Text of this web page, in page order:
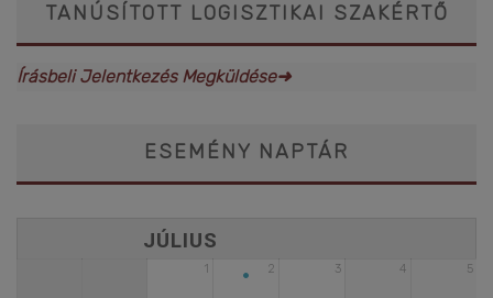
TANÚSÍTOTT LOGISZTIKAI SZAKÉRTŐ
Írásbeli Jelentkezés Megküldése➜
ESEMÉNY NAPTÁR
1 2
• 3 4 5